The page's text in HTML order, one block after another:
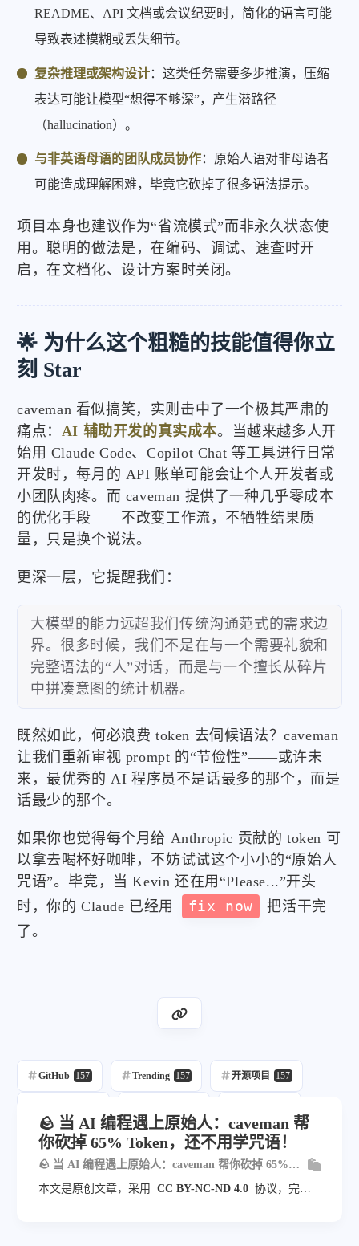
README、API 文档或会议纪要时，简化的语言可能
导致表述模糊或丢失细节。
复杂推理或架构设计：这类任务需要多步推演，压缩
表达可能让模型“想得不够深”，产生潜路径
（hallucination）。
与非英语母语的团队成员协作：原始人语对非母语者
可能造成理解困难，毕竟它砍掉了很多语法提示。
项目本身也建议作为“省流模式”而非永久状态使
用。聪明的做法是，在编码、调试、速查时开
启，在文档化、设计方案时关闭。
🌟 为什么这个粗糙的技能值得你立
刻 Star
caveman 看似搞笑，实则击中了一个极其严肃的
痛点： AI 辅助开发的真实成本。当越来越多人开
始用 Claude Code、Copilot Chat 等工具进行日常
开发时，每月的 API 账单可能会让个人开发者或
小团队肉疼。而 caveman 提供了一种几乎零成本
的优化手段——不改变工作流，不牺牲结果质
量，只是换个说法。
更深一层，它提醒我们：
大模型的能力远超我们传统沟通范式的需求边
界。很多时候，我们不是在与一个需要礼貌和
完整语法的“人”对话，而是与一个擅长从碎片
中拼凑意图的统计机器。
既然如此，何必浪费 token 去伺候语法？caveman
让我们重新审视 prompt 的“节俭性”——或许未
来，最优秀的 AI 程序员不是话最多的那个，而是
话最少的那个。
如果你也觉得每个月给 Anthropic 贡献的 token 可
以拿去喝杯好咖啡，不妨试试这个小小的“原始人
咒语”。毕竟，当 Kevin 还在用“Please...”开头
时，你的 Claude 已经用
fix now
把活干完
了。
GitHub 157 Trending 157 开源项目 157
🪨 当 AI 编程遇上原始人：caveman 帮
你砍掉 65% Token，还不用学咒语！
🪨 当 AI 编程遇上原始人：caveman 帮你砍掉 65%
本文是原创文章，采用
CC BY-NC-ND 4.0 协议，完整